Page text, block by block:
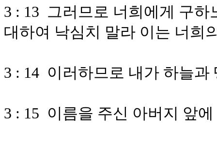
3 : 13 그러므로 너희에게 구
대하여 낙심치 말라 이는 너희
3 : 14 이러하므로 내가 하늘과
3 : 15 이름을 주신 아버지 앞